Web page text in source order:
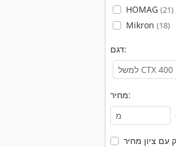
HOMAG (21)
Mikron (18)
דגם:
מחיר:
עם ציון מחיר